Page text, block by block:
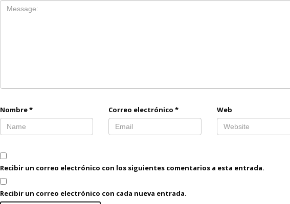
Nombre* Correo electrónico * Web
Recibir un correo electrónico con los siguientes comentarios a esta entrada.
Recibir un correo electrónico con cada nueva entrada.